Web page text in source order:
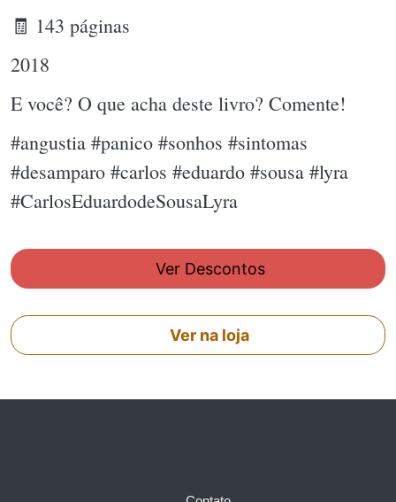
🧾 143 páginas
2018
E você? O que acha deste livro? Comente!
#angustia #panico #sonhos #sintomas
#desamparo #carlos #eduardo #sousa #lyra
#CarlosEduardodeSousaLyra
Ver Descontos
Ver na loja